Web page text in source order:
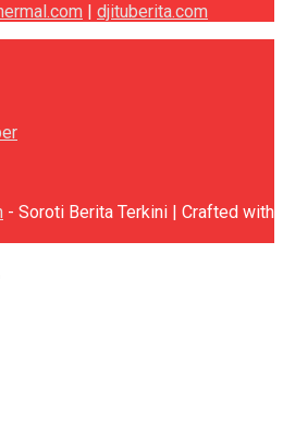
djituberita.com
- Soroti Berita Terkini | Crafted with